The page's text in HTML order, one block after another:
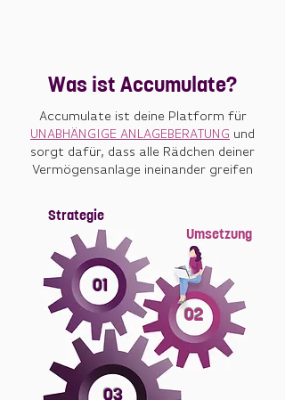
Was ist Accumulate?
Accumulate ist deine Platform für
UNABHÄNGIGE ANLAGEBERATUNG und
sorgt dafür, dass alle Rädchen deiner
Vermögensanlage ineinander greifen
01
03
02
Strategie
Umsetzung